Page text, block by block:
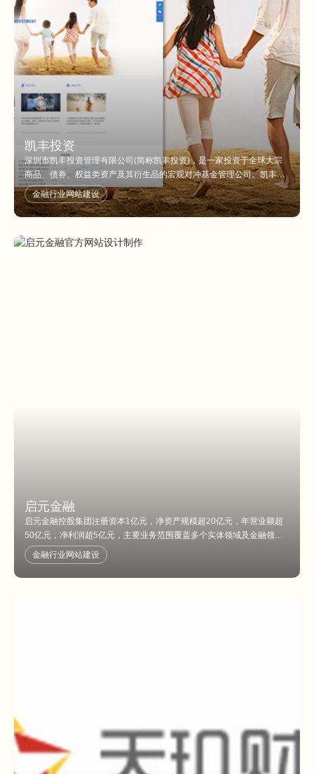
凯丰投资
深圳市凯丰投资管理有限公司(简称凯丰投资)，是一家投资于全球大宗
商品、债券、权益类资产及其衍生品的宏观对冲基金管理公司。凯丰投
资是证券投资基金业协会普通会员、期货业协会会员，具有私募基金管
理人资格。
金融行业网站建设
启元金融
启元金融控股集团注册资本1亿元，净资产规模超20亿元，年营业额超
50亿元，净利润超5亿元，主要业务范围覆盖多个实体领域及金融领
域，旗下拥有多家子公司，是一家综合性的金融集团公司。
金融行业网站建设